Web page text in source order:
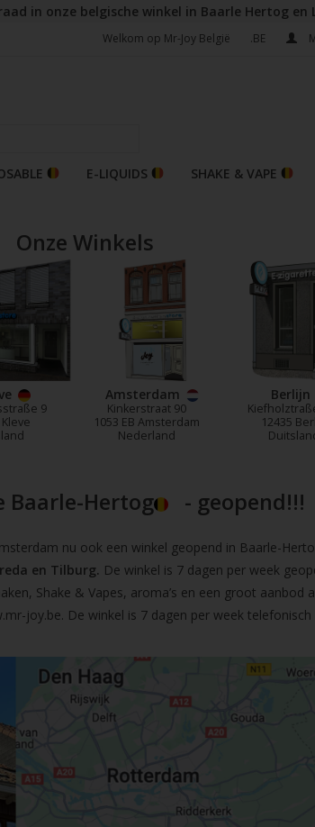
in onze belgische winkel in Baarle Hertog en
Welkom op Mr-Joy België .BE
E-LIQUIDS SHAKE & VAPE
Onze Winkels
9
Amsterdam
Kinkerstraat 90
1053 EB Amsterdam
Nederland
Berlijn
12435
Baarle-Hertog - geopend!!!
nu ook een winkel geopend in Baarle-
en Tilburg. De winkel is 7 dagen per week
Shake & Vapes, aroma’s en een groot aanbod
joy.be. De winkel is 7 dagen per week